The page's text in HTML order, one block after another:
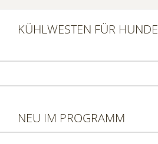
KÜHLWESTEN FÜR HUNDE
NEU IM PROGRAMM